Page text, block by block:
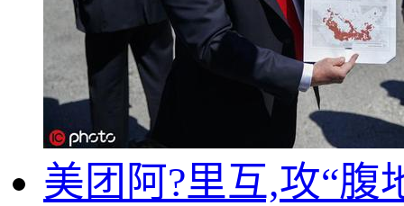
美团阿?里互,攻“腹